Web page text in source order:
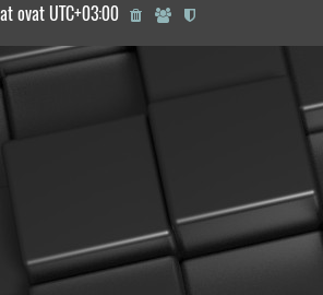
ovat UTC+03:00